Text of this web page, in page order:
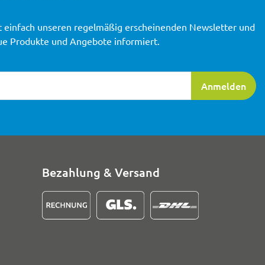
Anmelden
einfach unseren regelmäßig erscheinenden Newsletter und
Produkte und Angebote informiert.
Bezahlung & Versand